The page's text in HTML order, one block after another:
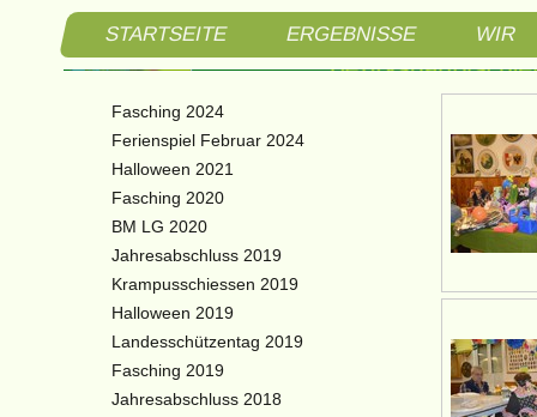
STARTSEITE ERGEBNISSE WIR
3.
Fasching 2024
Ferienspiel Februar 2024
Halloween 2021
Fasching 2020
BM LG 2020
Jahresabschluss 2019
Krampusschiessen 2019
Halloween 2019
Landesschützentag 2019
Fasching 2019
Jahresabschluss 2018